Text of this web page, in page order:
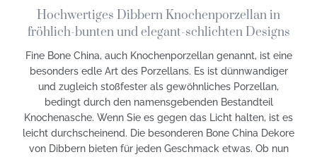
Hochwertiges Dibbern Knochenporzellan in
fröhlich-bunten und elegant-schlichten Designs
Fine Bone China, auch Knochenporzellan genannt, ist eine
besonders edle Art des Porzellans. Es ist dünnwandiger
und zugleich stoßfester als gewöhnliches Porzellan,
bedingt durch den namensgebenden Bestandteil
Knochenasche. Wenn Sie es gegen das Licht halten, ist es
leicht durchscheinend. Die besonderen Bone China Dekore
von Dibbern bieten für jeden Geschmack etwas. Ob nun